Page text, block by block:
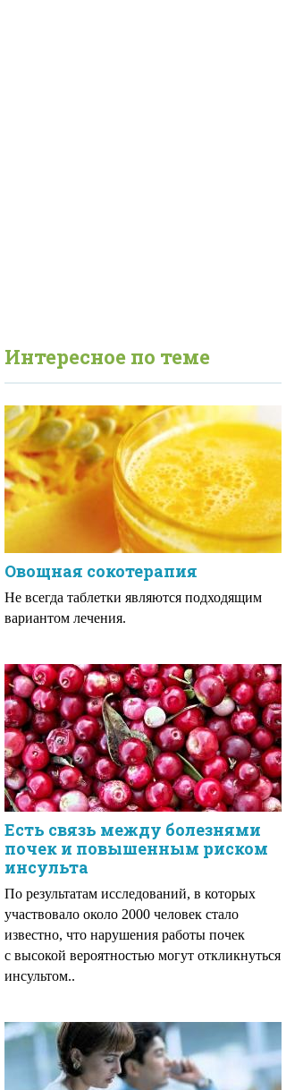
Интересное по теме
Овощная сокотерапия
Не всегда таблетки являются подходящим
вариантом лечения.
Есть связь между болезнями
почек и повышенным риском
инсульта
По результатам исследований, в которых
участвовало около 2000 человек стало
известно, что нарушения работы почек
с высокой вероятностью могут откликнуться
инсультом..